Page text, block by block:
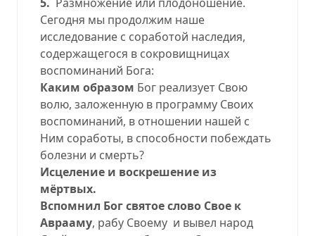
Сегодня мы продолжим наше
исследование с соработой наследия,
содержащегося в сокровищницах
воспоминаний Бога:
Каким образом Бог реализует Свою
волю, заложенную в программу Своих
воспоминаний, в отношении нашей с
Ним соработы, в способности побеждать
болезни и смерть?
Исцеление и воскрешение из
мёртвых.
Вспомнил Бог святое слово Свое к
Аврааму, рабу Своему и вывел народ